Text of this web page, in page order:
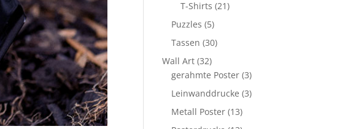
T-Shirts 2121
Puzzles 55
Produkte
Tassen 3030
Wall Art 3232
Produkte
gerahmte Poster 33
Produkte
Leinwanddrucke 33
Metall Poster 1313
Produkte